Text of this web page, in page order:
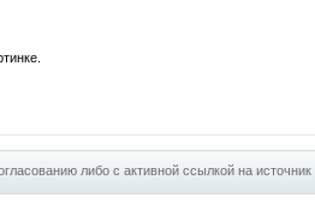
либо с активной ссылкой на источник